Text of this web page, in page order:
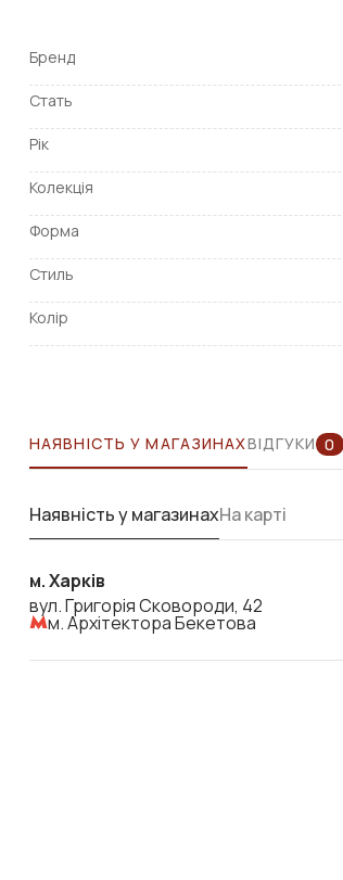
Бренд
Стать
Рік
Колекція
Форма
Стиль
Колір
НАЯВНІСТЬ У МАГАЗИНАХВІДГУКИ 0
Наявність у магазинахНа карті
м. Харків
вул. Григорія Сковороди, 42
м. Архітектора Бекетова